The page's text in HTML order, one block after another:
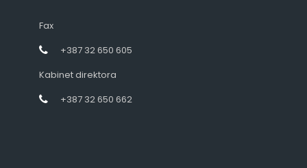
Fax
+387 32 650 605
Kabinet direktora
+387 32 650 662